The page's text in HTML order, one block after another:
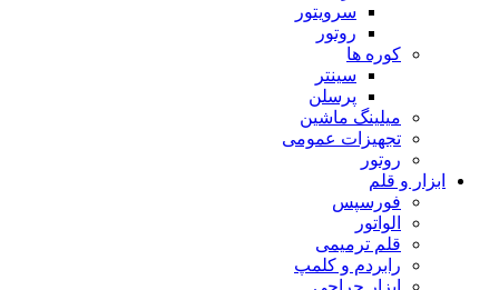
سرویتور
روتور
کوره ها
سینتر
پرسلن
میلینگ ماشین
تجهیزات عمومی
روتور
ابزار و قلم
فورسپس
الواتور
قلم ترمیمی
رابردم و کلمپ
ابزار جراحی